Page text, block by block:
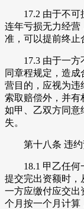
17.2 由于不可
连年亏损无力经营
准，可以提前终止
17.3 由于一方
同章程规定，造
营目的，应视为违
索取赔偿外，并有
如甲、乙双方同意
失。
第十八条 违约
18.1 甲乙任何
提交完出资额时，
一方应缴付应交出
个月按一个月计算